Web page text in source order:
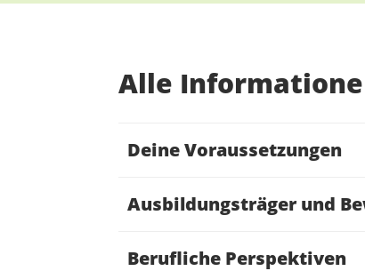
Alle
Deine Voraussetzungen
Ausbildungsträger und
Berufliche Perspektiven